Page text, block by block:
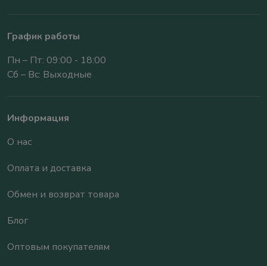
График работы
Пн – Пт: 09:00 - 18:00
Сб – Вс: Выходные
Информация
О нас
Оплата и доставка
Обмен и возврат товара
Блог
Оптовым покупателям